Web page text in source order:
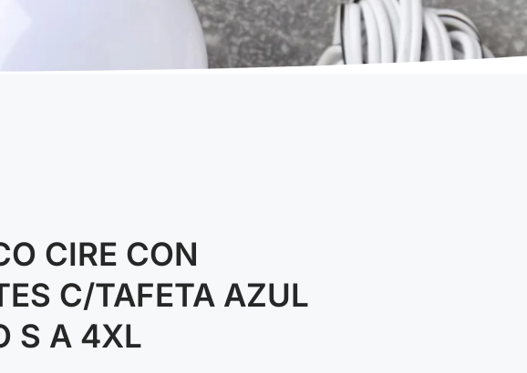
CIRE CON
C/TAFETA AZUL
S A 4XL